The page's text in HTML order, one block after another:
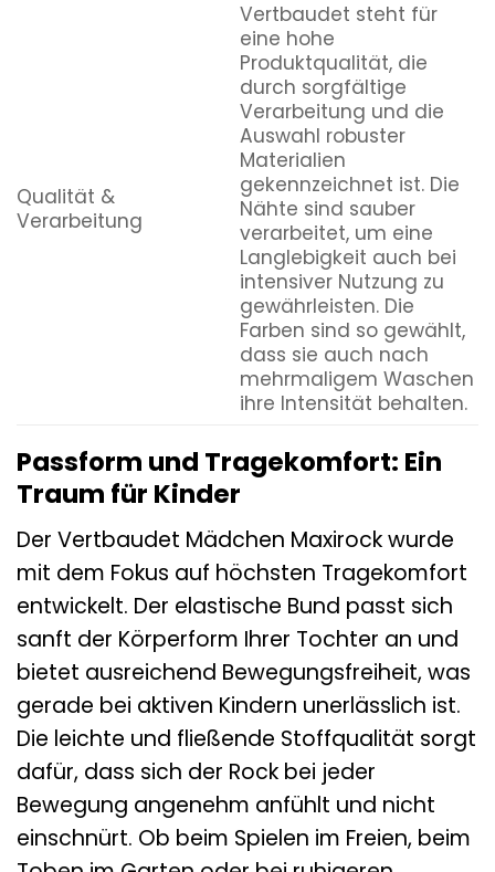
Qualität &
Verarbeitung
Vertbaudet steht für
eine hohe
Produktqualität, die
durch sorgfältige
Verarbeitung und die
Auswahl robuster
Materialien
gekennzeichnet ist. Die
Nähte sind sauber
verarbeitet, um eine
Langlebigkeit auch bei
intensiver Nutzung zu
gewährleisten. Die
Farben sind so gewählt,
dass sie auch nach
mehrmaligem Waschen
ihre Intensität behalten.
Passform und Tragekomfort: Ein
Traum für Kinder
Der Vertbaudet Mädchen Maxirock wurde
mit dem Fokus auf höchsten Tragekomfort
entwickelt. Der elastische Bund passt sich
sanft der Körperform Ihrer Tochter an und
bietet ausreichend Bewegungsfreiheit, was
gerade bei aktiven Kindern unerlässlich ist.
Die leichte und fließende Stoffqualität sorgt
dafür, dass sich der Rock bei jeder
Bewegung angenehm anfühlt und nicht
einschnürt. Ob beim Spielen im Freien, beim